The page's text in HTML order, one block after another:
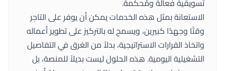
تسويقية فعالة ومُحكمة.
الاستعانة بمثل هذه الخدمات يمكن أن يوفر على التاجر
وقتًا وجهدًا كبيرين، ويسمح له بالتركيز على تطوير أعماله
واتخاذ القرارات الاستراتيجية، بدلاً من الغرق في التفاصيل
التشغيلية اليومية. هذه الحلول ليست بديلاً للمنصة، بل